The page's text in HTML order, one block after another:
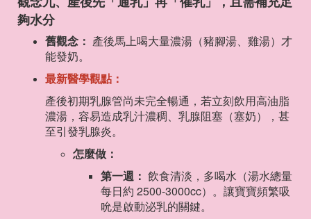
夠水分
舊觀念： 產後馬上喝大量濃湯（豬腳湯、雞湯）才
能發奶。
最新醫學觀點：
產後初期乳腺管尚未完全暢通，若立刻飲用高油脂
濃湯，容易造成乳汁濃稠、乳腺阻塞（塞奶），甚
至引發乳腺炎。
怎麼做：
第一週： 飲食清淡，多喝水（湯水總量
每日約 2500-3000cc）。讓寶寶頻繁吸
吮是啟動泌乳的關鍵。